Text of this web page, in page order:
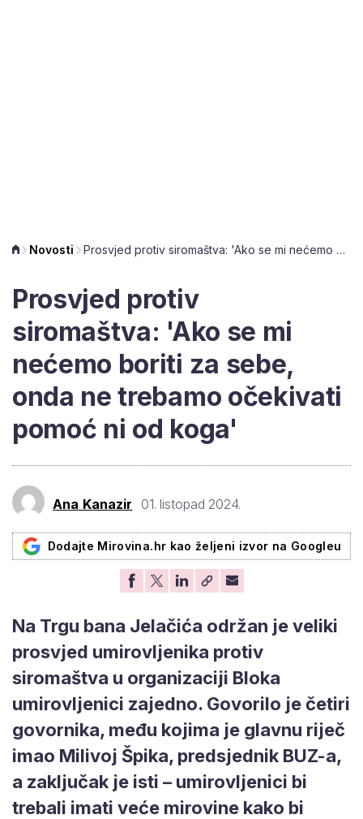
Novosti Prosvjed protiv siromaštva: 'Ako se mi nećemo boriti za sebe, onda ne trebamo očekivati pomoć ni od koga'
Prosvjed protiv
siromaštva: 'Ako se mi
nećemo boriti za sebe,
onda ne trebamo očekivati
pomoć ni od koga'
Ana Kanazir 01. listopad 2024.
Dodajte Mirovina.hr kao željeni izvor na Googleu
Na Trgu bana Jelačića održan je veliki
prosvjed umirovljenika protiv
siromaštva u organizaciji Bloka
umirovljenici zajedno. Govorilo je četiri
govornika, među kojima je glavnu riječ
imao Milivoj Špika, predsjednik BUZ-a,
a zaključak je isti – umirovljenici bi
trebali imati veće mirovine kako bi